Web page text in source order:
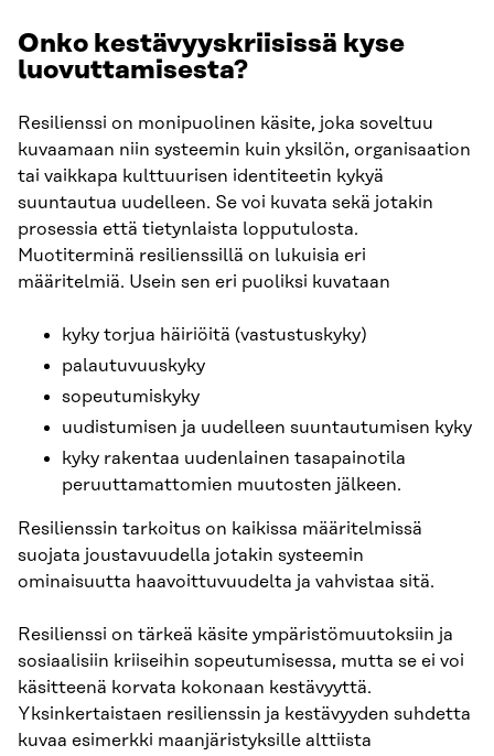
Onko kestävyyskriisissä kyse
luovuttamisesta?
Resilienssi on monipuolinen käsite, joka soveltuu
kuvaamaan niin systeemin kuin yksilön, organisaation
tai vaikkapa kulttuurisen identiteetin kykyä
suuntautua uudelleen. Se voi kuvata sekä jotakin
prosessia että tietynlaista lopputulosta.
Muotiterminä resilienssillä on lukuisia eri
määritelmiä. Usein sen eri puoliksi kuvataan
kyky torjua häiriöitä (vastustuskyky)
palautuvuuskyky
sopeutumiskyky
uudistumisen ja uudelleen suuntautumisen kyky
kyky rakentaa uudenlainen tasapainotila
peruuttamattomien muutosten jälkeen.
Resilienssin tarkoitus on kaikissa määritelmissä
suojata joustavuudella jotakin systeemin
ominaisuutta haavoittuvuudelta ja vahvistaa sitä.
Resilienssi on tärkeä käsite ympäristömuutoksiin ja
sosiaalisiin kriiseihin sopeutumisessa, mutta se ei voi
käsitteenä korvata kokonaan kestävyyttä.
Yksinkertaistaen resilienssin ja kestävyyden suhdetta
kuvaa esimerkki maanjäristyksille alttiista